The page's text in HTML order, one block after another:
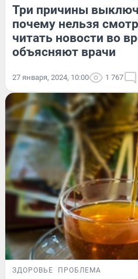
Три причины
почему нельзя
читать новости во
объясняют врачи
27 января, 2024, 10:00 1 767
ЗДОРОВЬЕ ПРОБЛЕМА